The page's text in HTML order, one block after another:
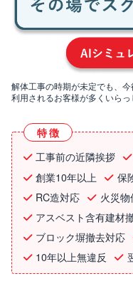
解体工事の時期が未定でも、
利用されるお客様が多くいらっ
特徴
工事前の近隣挨拶
創業10年以上
保
RC造対応
火災
アスベスト含有建材
ブロック塀撤去対応
10年以上無違反